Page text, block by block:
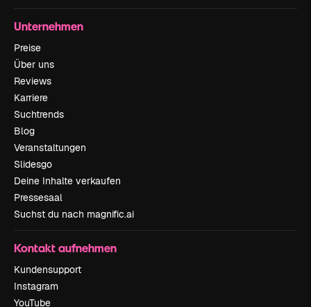
Unternehmen
Preise
Über uns
Reviews
Karriere
Suchtrends
Blog
Veranstaltungen
Slidesgo
Deine Inhalte verkaufen
Pressesaal
Suchst du nach magnific.ai
Kontakt aufnehmen
Kundensupport
Instagram
YouTube